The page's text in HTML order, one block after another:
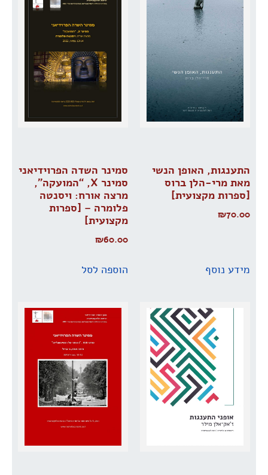
התענגות, האופן הנשי
מאת מרי-הלן ברוס
[ספרות מקצועית]
₪70.00
מידע נוסף
סמינר השדה הפרוידיאני
סמינר X, “המועקה”,
מרצה אורח: ויסנטה
פלומרה – [ספרות
מקצועית]
₪60.00
הוספה לסל